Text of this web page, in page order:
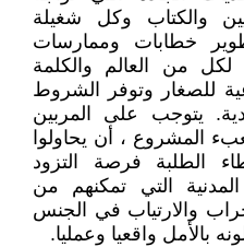
والكتاب وكل شغيلة
خطابات وممارسات
لكل من العالم والكلمة
للصغار وتوفر الشروط
يتوجب على المربين
المشروع ، أن يحاولوا
الطلبة فرصة التزود
التي تمكنهم من
والارتياب في الجنس
بالأمل واقعيا وعمليا.